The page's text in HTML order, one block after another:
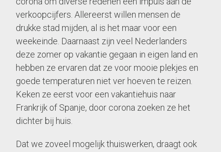
verkoopcijfers. Allereerst willen mensen de
drukke stad mijden, al is het maar voor een
weekeinde. Daarnaast zijn veel Nederlanders
deze zomer op vakantie gegaan in eigen land en
hebben ze ervaren dat ze voor mooie plekjes en
goede temperaturen niet ver hoeven te reizen.
Keken ze eerst voor een vakantiehuis naar
Frankrijk of Spanje, door corona zoeken ze het
dichter bij huis.
Dat we zoveel mogelijk thuiswerken, draagt ook